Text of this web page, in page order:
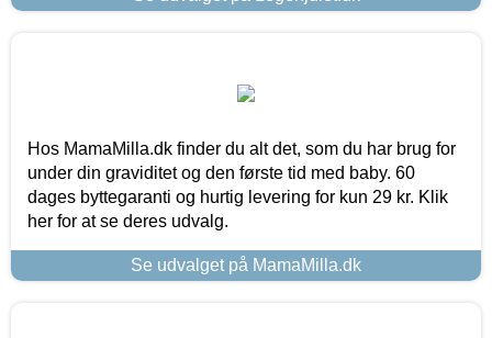
Hos MamaMilla.dk finder du alt det, som du har brug for
under din graviditet og den første tid med baby. 60
dages byttegaranti og hurtig levering for kun 29 kr. Klik
her for at se deres udvalg.
Se udvalget på MamaMilla.dk